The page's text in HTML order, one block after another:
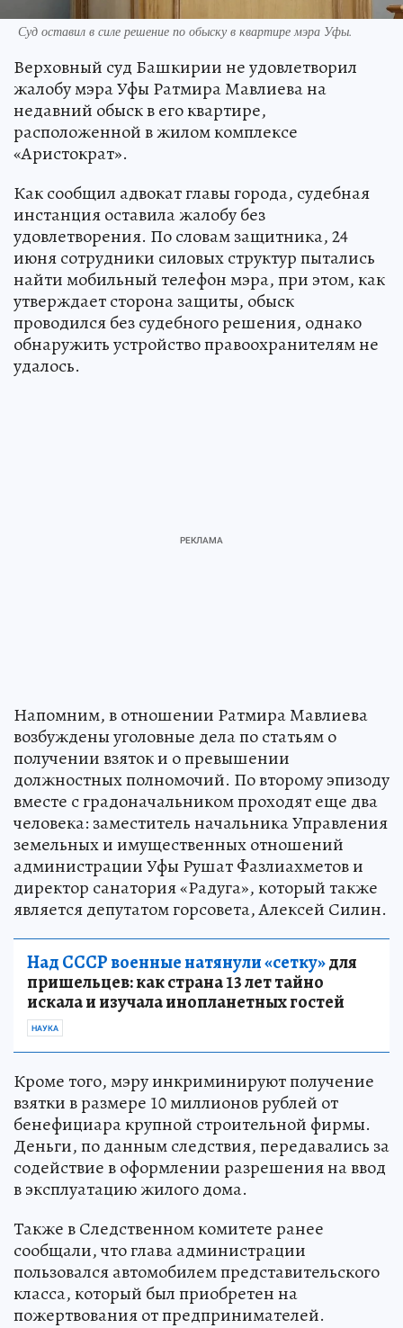
Суд оставил в силе решение по обыску в квартире мэра Уфы.
Верховный суд Башкирии не удовлетворил
жалобу мэра Уфы Ратмира Мавлиева на
недавний обыск в его квартире,
расположенной в жилом комплексе
«Аристократ».
Как сообщил адвокат главы города, судебная
инстанция оставила жалобу без
удовлетворения. По словам защитника, 24
июня сотрудники силовых структур пытались
найти мобильный телефон мэра, при этом, как
утверждает сторона защиты, обыск
проводился без судебного решения, однако
обнаружить устройство правоохранителям не
удалось.
Напомним, в отношении Ратмира Мавлиева
возбуждены уголовные дела по статьям о
получении взяток и о превышении
должностных полномочий. По второму эпизоду
вместе с градоначальником проходят еще два
человека: заместитель начальника Управления
земельных и имущественных отношений
администрации Уфы Рушат Фазлиахметов и
директор санатория «Радуга», который также
является депутатом горсовета, Алексей Силин.
Над СССР военные натянули «сетку»для
пришельцев: как страна 13 лет тайно
искала и изучала инопланетных гостей
НАУКА
Кроме того, мэру инкриминируют получение
взятки в размере 10 миллионов рублей от
бенефициара крупной строительной фирмы.
Деньги, по данным следствия, передавались за
содействие в оформлении разрешения на ввод
в эксплуатацию жилого дома.
Также в Следственном комитете ранее
сообщали, что глава администрации
пользовался автомобилем представительского
класса, который был приобретен на
пожертвования от предпринимателей.